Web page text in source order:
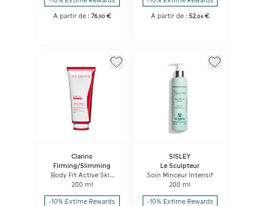
A partir de : 76, 50 € A partir de : 52, 06 €
Clarins
Firming/Slimming
Body Fit Active Skin
Smoothing Expert
200 ml
-10% Extime Rewards
SISLEY
Le Sculpteur
Soin Minceur Intensif
200 ml
-10% Extime Rewards